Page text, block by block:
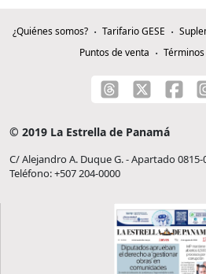
¿Quiénes somos? Tarifario GESE
Puntos de venta
© 2019 La Estrella de Panamá
C/ Alejandro A. Duque G. - Apartado 0815-
Teléfono: +507 204-0000